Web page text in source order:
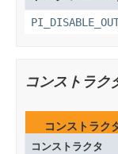
コンストラク
コンストラク
コンストラクタ